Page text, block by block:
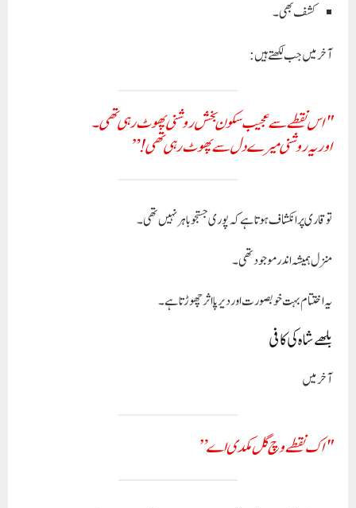
کشف بھی۔
آخر میں جب لکھتے ہیں:
"اس نقطے سے عجیب سکون بخش روشنی پھوٹ رہی تھی۔
اور یہ روشنی میرے دل سے پھوٹ رہی تھی!”
تو قاری پر انکشاف ہوتا ہے کہ پوری جستجو باہر نہیں تھی۔
منزل ہمیشہ اندر موجود تھی۔
یہ اختتام بہت خوبصورت اور دیرپا اثر چھوڑتا ہے۔
بلھے شاہ کی کافی
آخر میں
"اک نقطے وچ گل مکدی اے”